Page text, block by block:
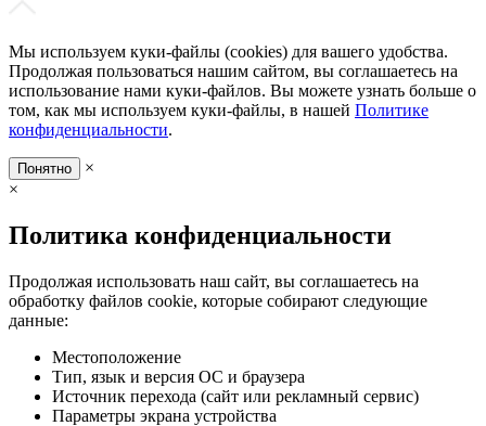
Мы используем куки-файлы (cookies) для вашего удобства.
Продолжая пользоваться нашим сайтом, вы соглашаетесь на
использование нами куки-файлов. Вы можете узнать больше о
том, как мы используем куки-файлы, в нашей Политике
конфиденциальности.
Понятно
×
×
Политика конфиденциальности
Продолжая использовать наш сайт, вы соглашаетесь на
обработку файлов cookie, которые собирают следующие
данные:
Местоположение
Тип, язык и версия ОС и браузера
Источник перехода (сайт или рекламный сервис)
Параметры экрана устройства